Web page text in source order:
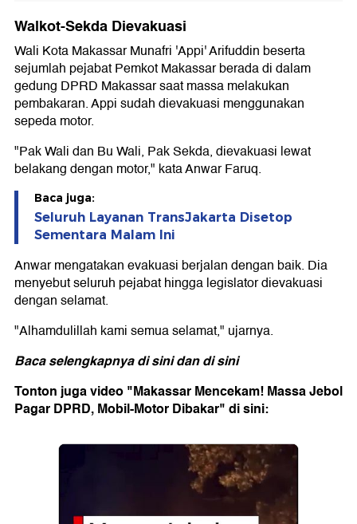
Walkot-Sekda Dievakuasi
Wali Kota Makassar Munafri 'Appi' Arifuddin beserta
sejumlah pejabat Pemkot Makassar berada di dalam
gedung DPRD Makassar saat massa melakukan
pembakaran. Appi sudah dievakuasi menggunakan
sepeda motor.
"Pak Wali dan Bu Wali, Pak Sekda, dievakuasi lewat
belakang dengan motor," kata Anwar Faruq.
Baca juga:
Seluruh Layanan TransJakarta Disetop
Sementara Malam Ini
Anwar mengatakan evakuasi berjalan dengan baik. Dia
menyebut seluruh pejabat hingga legislator dievakuasi
dengan selamat.
"Alhamdulillah kami semua selamat," ujarnya.
Baca selengkapnyadi sinidandi sini
Tonton juga video "Makassar Mencekam! Massa Jebol
Pagar DPRD, Mobil-Motor Dibakar" di sini: